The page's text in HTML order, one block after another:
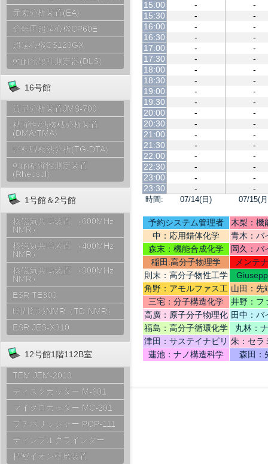
元素分析装置(EA)
分離用超遠心機CP60E
超遠心機CS120GX
動的光散乱測定器(DLS)
16号館
質量分析装置JMS-700
粘弾性/熱機械分析装置
(DMA/TMA)
試料観察熱分析(TG-DTA)
動的粘弾性測定装置
(Rheosol)
1号館＆2号館
核磁気共鳴装置 （600MHz
NMR）
核磁気共鳴装置 （400MHz
NMR）
核磁気共鳴装置 （300MHz
NMR）
ESR TE300
時間領域NMR（TD-NMR）
ESR JES-X310
12号館1階112B室
TEM JEM-2010
ディスクカッター M-601
マイクロカッター MC-201
プチポリッシャー POP-111
ディンプルグラインダー
精密イオン研磨装置
時間: 07/14(日) 07/15(
15:00
-
-
15:30
-
-
16:00
-
-
16:30
-
-
17:00
-
-
17:30
-
-
18:00
-
-
18:30
-
-
19:00
-
-
19:30
-
-
20:00
-
-
20:30
-
-
21:00
-
-
21:30
-
-
22:00
-
-
22:30
-
-
23:00
-
-
23:30
- -
予約システム管理者
木梨：機
中：応用錯体化学
青木：バ
テリ
森末：機能合成化学
岡久：バ
稲田:高分子物理学
メンテ
則末：高分子物性工学
角野：アモルファス工
学
山田：先
機
三宅：分子構造化学
井野：フ
高廣：原子分子物理化
学
田中：バ
福島：高分子循環化学
丸林：
津田：サステイナビリ
ティデザイン
朱：セラ
蓮池：ナノ構造科学
森田：